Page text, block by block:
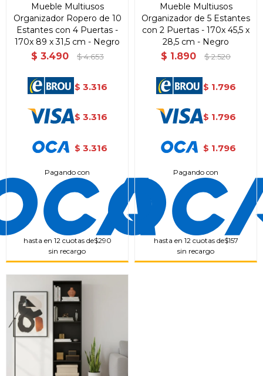
Mueble Multiusos
Organizador Ropero de 10
Estantes con 4 Puertas -
170x 89 x 31,5 cm - Negro
$ 3.490 $ 4.653
$ 3.316
$ 3.316
$ 3.316
Pagando con
hasta en 12 cuotas de$290
sin recargo
Mueble Multiusos
Organizador de 5 Estantes
con 2 Puertas - 170x 45,5 x
28,5 cm - Negro
$ 1.890 $ 2.520
$ 1.796
$ 1.796
$ 1.796
Pagando con
hasta en 12 cuotas de$157
sin recargo
¡Sumate a la forma más ágil de
comprar!
Comprá en 3 cuotas sin recargo o hasta en
12 cuotas * ¡Solo con tu cédula!